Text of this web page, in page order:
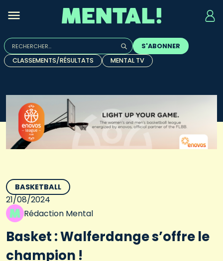
Rechercher :
Quand les résultats de l'auto-complétion sont
S'ABONNER
CLASSEMENTS/RÉSULTATS
MENTAL TV
BASKETBALL
21/08/2024
Rédaction Mental
Basket : Walferdange s’offre le
champion !